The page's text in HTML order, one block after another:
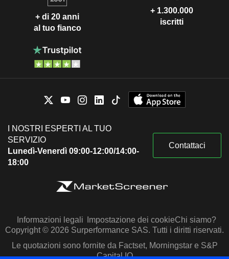
+ di 20 anni
al tuo fianco
+ 1.300.000
iscritti
I NOSTRI ESPERTI AL TUO
SERVIZIO
Lunedì-Venerdì 09:00-12:00/14:00-
18:00
Contattaci
Informazioni legali Impostazione dei cookieChi siamo?
Copyright © 2026 Surperformance SAS. Tutti i diritti riservati.
Le quotazioni sono fornite da Factset, Morningstar e S&P
Capital IQ